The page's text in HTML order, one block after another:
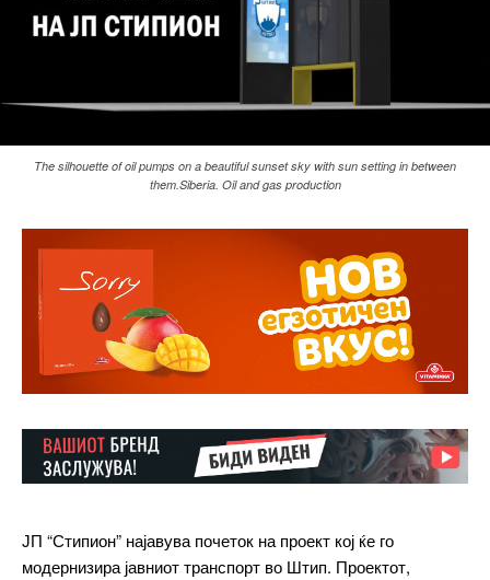
The silhouette of oil pumps on a beautiful sunset sky with sun setting in between
them.Siberia. Oil and gas production
ЈП “Стипион” најавува почеток на проект кој ќе го
модернизира јавниот транспорт во Штип. Проектот,